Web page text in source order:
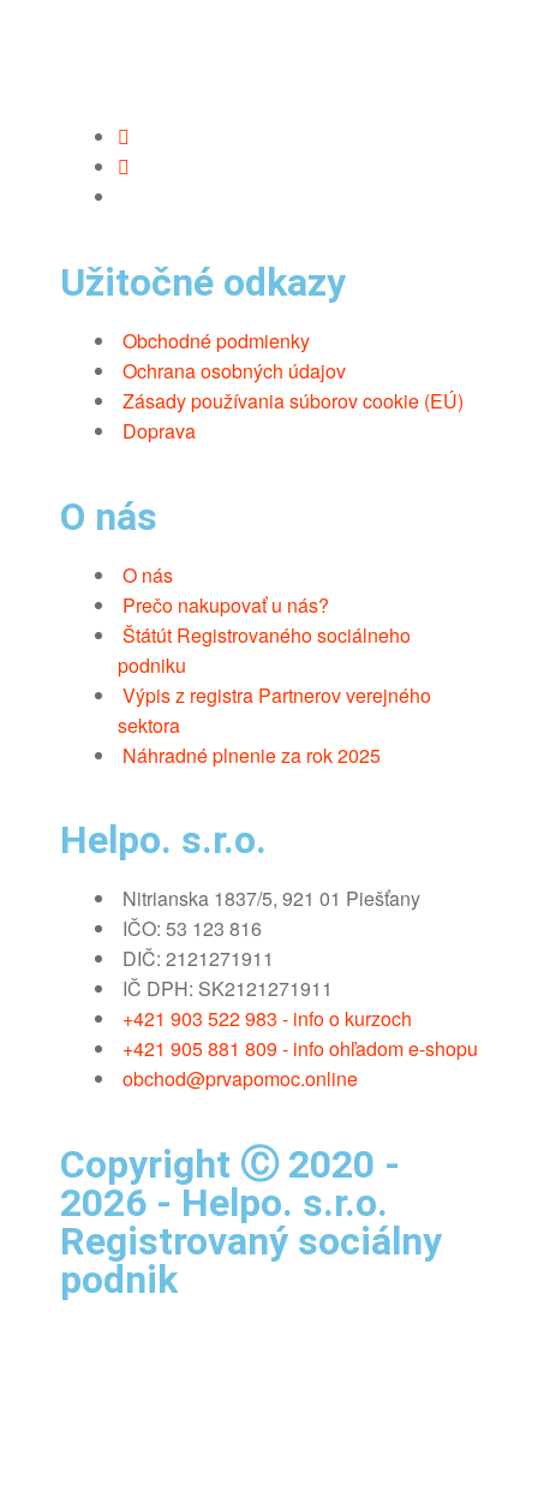
Užitočné odkazy
Obchodné podmienky
Ochrana osobných údajov
Zásady používania súborov cookie (EÚ)
Doprava
O nás
O nás
Prečo nakupovať u nás?
Štátút Registrovaného sociálneho
podniku
Výpis z registra Partnerov verejného
sektora
Náhradné plnenie za rok 2025
Helpo. s.r.o.
Nitrianska 1837/5, 921 01 Piešťany
IČO: 53 123 816
DIČ: 2121271911
IČ DPH: SK2121271911
+421 903 522 983 - info o kurzoch
+421 905 881 809 - info ohľadom e-shopu
obchod@prvapomoc.online
Copyright Ⓒ 2020 -
2026 - Helpo. s.r.o.
Registrovaný sociálny
podnik